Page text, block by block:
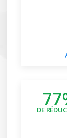
DE